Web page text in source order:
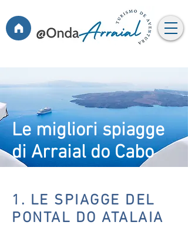
Le migliori spiagge
di Arraial do Cabo
1. LE SPIAGGE DEL
PONTAL DO ATALAIA